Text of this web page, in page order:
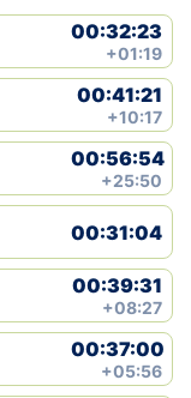
00:32:23
+01:19
00:41:21
+10:17
00:56:54
+25:50
00:31:04
00:39:31
+08:27
00:37:00
+05:56